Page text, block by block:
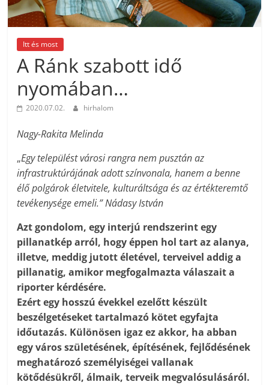
Itt és most
A Ránk szabott idő
nyomában…
2020.07.02. hirhalom
Nagy-Rakita Melinda
„Egy települést városi rangra nem pusztán az
infrastruktúrájának adott színvonala, hanem a benne
élő polgárok életvitele, kulturáltsága és az értékteremtő
tevékenysége emeli.” Nádasy István
Azt gondolom, egy interjú rendszerint egy
pillanatkép arról, hogy éppen hol tart az alanya,
illetve, meddig jutott életével, terveivel addig a
pillanatig, amikor megfogalmazta válaszait a
riporter kérdésére.
Ezért egy hosszú évekkel ezelőtt készült
beszélgetéseket tartalmazó kötet egyfajta
időutazás. Különösen igaz ez akkor, ha abban
egy város születésének, építésének, fejlődésének
meghatározó személyiségei vallanak
kötődésükről, álmaik, terveik megvalósulásáról.